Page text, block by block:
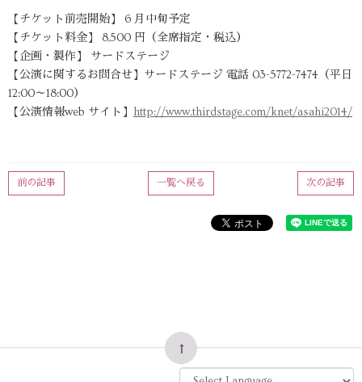
【チケット前売開始】 6 月中旬予定
【チケット料金】 8,500 円（全席指定・税込）
【企画・製作】 サードステージ
【公演に関するお問合せ】サードステージ 電話 03-5772-7474（平日
12:00～18:00）
【公演情報web サイト】 http://www.thirdstage.com/knet/asahi2014/
次の記事
一覧へ戻る
前の記事